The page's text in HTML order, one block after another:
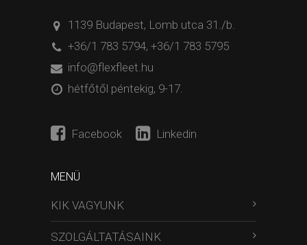
1139 Budapest, Lomb utca 31./b.
+36/1 783 5794, +36/1 783 5795
info@flexfleet.hu
hétfőtől péntekig, 9-17.
Facebook Linkedin
MENÜ
KIK VAGYUNK
SZOLGÁLTATÁSAINK